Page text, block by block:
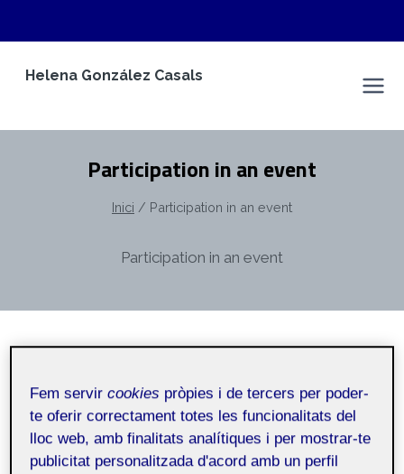
Helena González Casals
Participation in an event
Inici / Participation in an event
Participation in an event
Sex differences in alcohol
and drug use in sexual
contexts among sexually
Fem servircookies pròpies i de tercers per poder-
te oferir correctament totes les funcionalitats del
lloc web, amb finalitats analítiques i per mostrar-te
publicitat personalitzada d'acord amb un perfil